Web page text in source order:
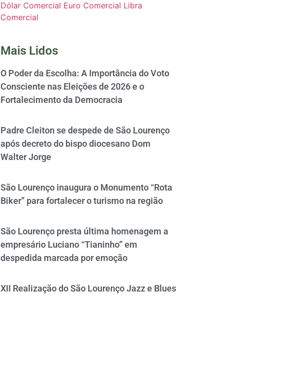
Dólar Comercial Euro Comercial Libra
Comercial
Mais Lidos
O Poder da Escolha: A Importância do Voto
Consciente nas Eleições de 2026 e o
Fortalecimento da Democracia
Padre Cleiton se despede de São Lourenço
após decreto do bispo diocesano Dom
Walter Jorge
São Lourenço inaugura o Monumento “Rota
Biker” para fortalecer o turismo na região
São Lourenço presta última homenagem a
empresário Luciano “Tianinho” em
despedida marcada por emoção
XII Realização do São Lourenço Jazz e Blues